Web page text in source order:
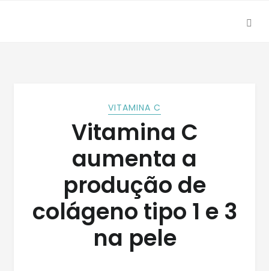
VITAMINA C
Vitamina C
aumenta a
produção de
colágeno tipo 1 e 3
na pele